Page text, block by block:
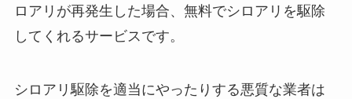
ロアリが再発生した場合、無料でシロアリを駆除
してくれるサービスです。
シロアリ駆除を適当にやったりする悪質な業者は